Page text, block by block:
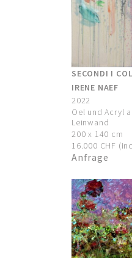
SECONDI I
IRENE NAEF
2022
Oel und Acryl
Leinwand
200 x 140 cm
16.000 CHF
Anfrage